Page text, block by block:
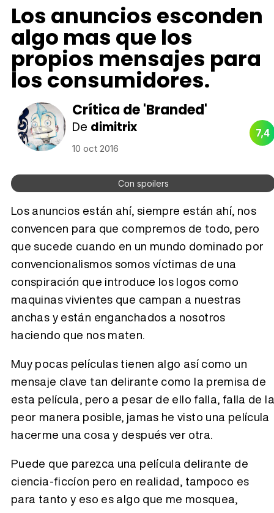
Los anuncios esconden
algo mas que los
propios mensajes para
los consumidores.
Crítica de 'Branded'
De dimitrix
10 oct 2016
7,4
Con spoilers
Los anuncios están ahí, siempre están ahí, nos
convencen para que compremos de todo, pero
que sucede cuando en un mundo dominado por
convencionalismos somos víctimas de una
conspiración que introduce los logos como
maquinas vivientes que campan a nuestras
anchas y están enganchados a nosotros
haciendo que nos maten.
Muy pocas películas tienen algo así como un
mensaje clave tan delirante como la premisa de
esta película, pero a pesar de ello falla, falla de la
peor manera posible, jamas he visto una película
hacerme una cosa y después ver otra.
Puede que parezca una película delirante de
ciencia-ficcíon pero en realidad, tampoco es
para tanto y eso es algo que me mosquea,